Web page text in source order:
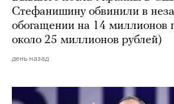
Стефанишину обвинили в
обогащении на 14 миллионов
около 25 миллионов рублей)
день назад